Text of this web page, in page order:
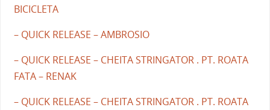
BICICLETA
– QUICK RELEASE – AMBROSIO
– QUICK RELEASE – CHEITA STRINGATOR . PT. ROATA
FATA – RENAK
– QUICK RELEASE – CHEITA STRINGATOR . PT. ROATA